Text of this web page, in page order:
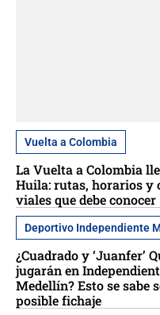
Vuelta a Colombia
La Vuelta a Colombia
Huila: rutas, horarios y
viales que debe conocer
Deportivo Independiente
¿Cuadrado y ‘Juanfer’
jugarán en
Medellín? Esto se sabe
posible fichaje